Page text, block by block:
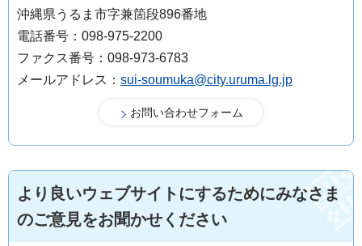
沖縄県うるま市字兼箇段896番地
電話番号：098-975-2200
ファクス番号：098-973-6783
メールアドレス： sui-soumuka@city.uruma.lg.jp
より良いウェブサイトにするためにみなさま
のご意見をお聞かせください